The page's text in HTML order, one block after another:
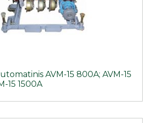
AVM-15 800A; AVM-15
15 1500A